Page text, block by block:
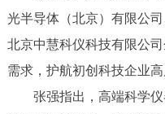
光半导体（北京）有限公
北京中慧科仪科技有限公
需求，护航初创科技企业高
张强指出，高端科学仪